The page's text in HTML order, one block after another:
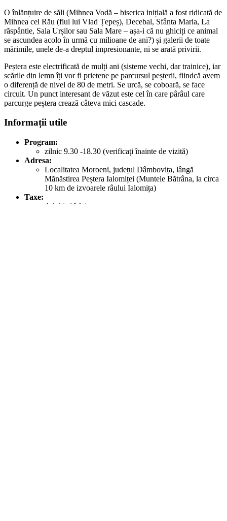
O înlănțuire de săli (Mihnea Vodă – biserica inițială a fost ridicată de
Mihnea cel Rău (fiul lui Vlad Țepeș), Decebal, Sfânta Maria, La
răspântie, Sala Urșilor sau Sala Mare – așa-i că nu ghiciți ce animal
se ascundea acolo în urmă cu milioane de ani?) și galerii de toate
mărimile, unele de-a dreptul impresionante, ni se arată privirii.
Peștera este electrificată de mulți ani (sisteme vechi, dar trainice), iar
scările din lemn îți vor fi prietene pe parcursul peșterii, fiindcă avem
o diferență de nivel de 80 de metri. Se urcă, se coboară, se face
circuit. Un punct interesant de văzut este cel în care pârâul care
parcurge peștera crează câteva mici cascade.
Informații utile
Program:
zilnic 9.30 -18.30 (verificați înainte de vizită)
Adresa:
Localitatea Moroeni, județul Dâmbovița, lângă
Mănăstirea Peștera Ialomiței (Muntele Bătrâna, la circa
10 km de izvoarele râului Ialomița)
Taxe:
Adulți: 10 lei